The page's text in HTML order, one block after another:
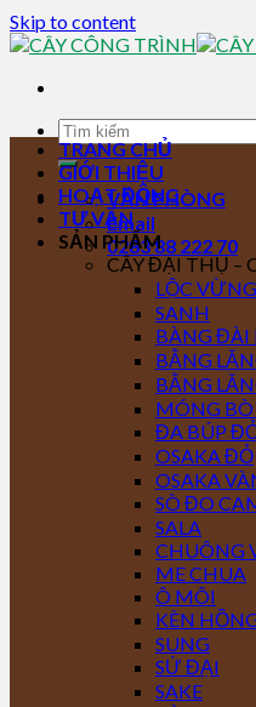
Skip to content
VĂN PHÒNG
Email
0283 88 222 70
TRANG CHỦ
GIỚI THIỆU
HOẠT ĐỘNG
TƯ VẤN
SẢN PHẨM
CÂY ĐẠI THỤ –
LỘC VỪNG
SANH
BÀNG ĐÀI
BẰNG
BẰNG
MÓNG
ĐA BÚP
OSAKA ĐỎ
OSAKA
SÒ ĐO
SALA
CHUÔNG
ME CHUA
Ô MÔI
KÈN
SUNG
SỨ ĐẠI
SAKE